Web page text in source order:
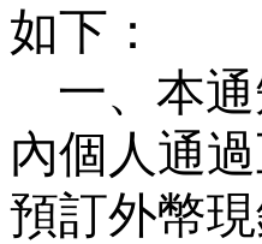
如下：
一、本
內個人通
預訂外幣